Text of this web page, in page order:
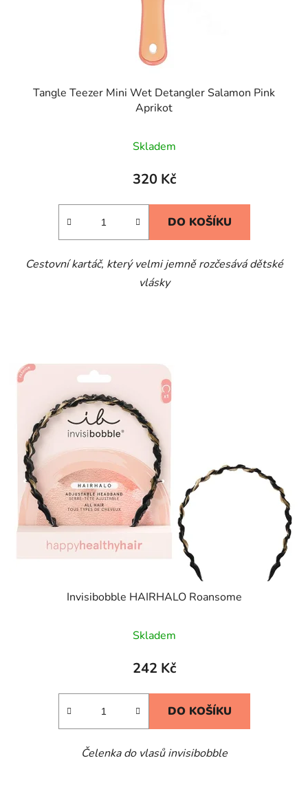
Tangle Teezer Mini Wet Detangler Salamon Pink
Aprikot
Skladem
320 Kč
DO KOŠÍKU
Cestovní kartáč, který velmi jemně rozčesává dětské
vlásky
Invisibobble HAIRHALO Roansome
Skladem
242 Kč
DO KOŠÍKU
Čelenka do vlasů invisibobble